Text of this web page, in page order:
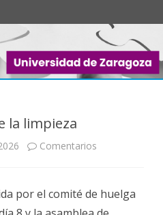
Saltar
la limpieza
Comentarios
por el comité de huelga